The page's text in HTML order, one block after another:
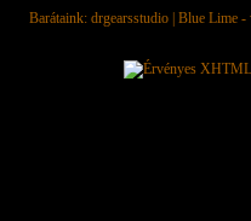
Barátaink: drgearsstudio Blue Lime -